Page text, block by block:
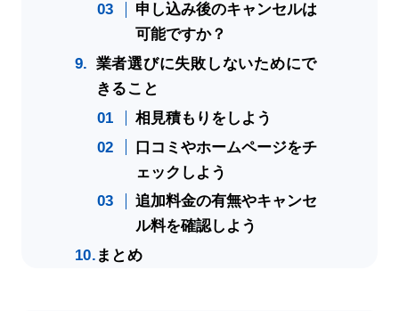
申し込み後のキャンセルは
可能ですか？
業者選びに失敗しないためにで
きること
相見積もりをしよう
口コミやホームページをチ
ェックしよう
追加料金の有無やキャンセ
ル料を確認しよう
まとめ